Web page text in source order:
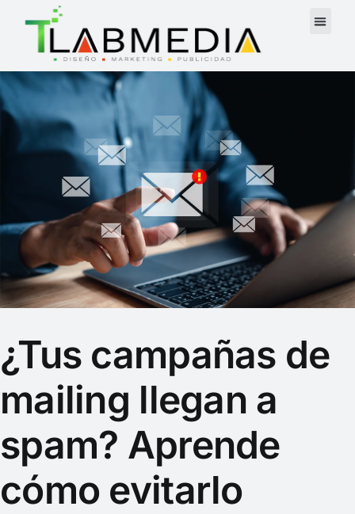
¿Tus campañas de
mailing llegan a
spam? Aprende
cómo evitarlo